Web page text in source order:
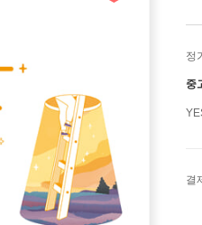
정
중
결